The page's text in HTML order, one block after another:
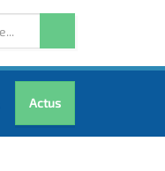
Actus